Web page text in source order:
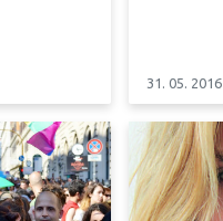
31. 05. 2016